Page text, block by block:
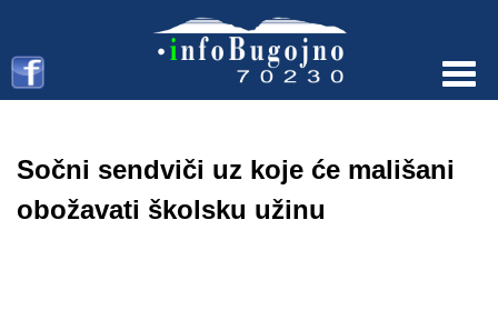
Sočni sendviči uz koje će mališani
obožavati školsku užinu